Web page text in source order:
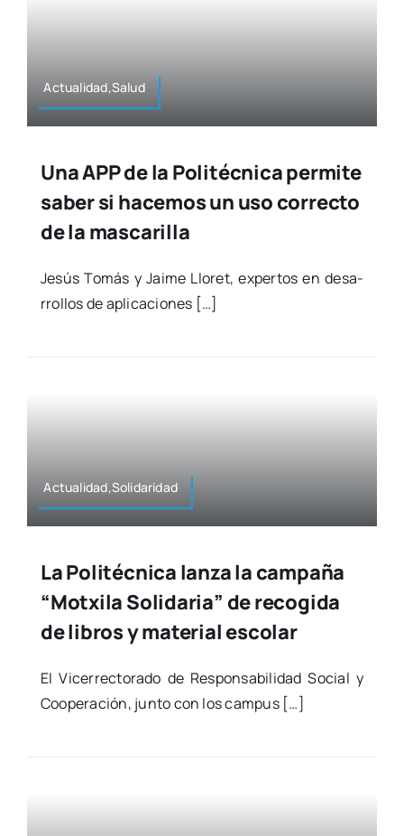
Actualidad,Salud
Una APP de la Politécnica permite
saber si hacemos un uso correcto
de la mascarilla
Jesús Tomás y Jai­me Llo­ret, exper­tos en desa­
rro­llos de apli­ca­cio­nes […]
Actualidad,Solidaridad
La Politécnica lanza la campaña
“Motxila Solidaria” de recogida
de libros y material escolar
El Vice­rrec­to­ra­do de Res­pon­sa­bi­li­dad Social y
Coope­ra­ción, jun­to con los cam­pus […]